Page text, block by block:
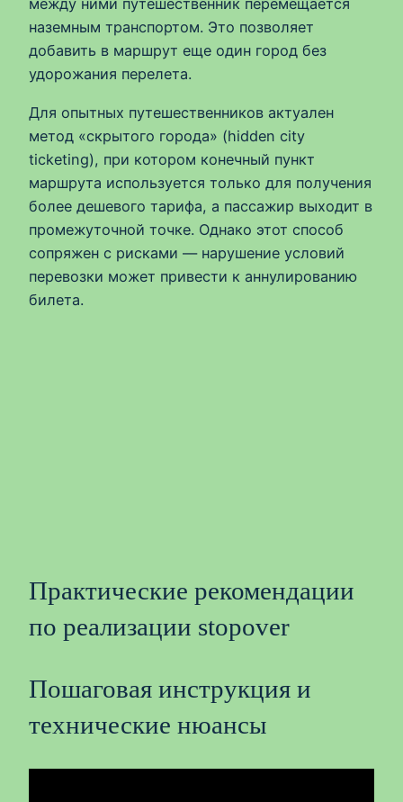
между ними путешественник перемещается
наземным транспортом. Это позволяет
добавить в маршрут еще один город без
удорожания перелета.
Для опытных путешественников актуален
метод «скрытого города» (hidden city
ticketing), при котором конечный пункт
маршрута используется только для получения
более дешевого тарифа, а пассажир выходит в
промежуточной точке. Однако этот способ
сопряжен с рисками — нарушение условий
перевозки может привести к аннулированию
билета.
Практические рекомендации
по реализации stopover
Пошаговая инструкция и
технические нюансы